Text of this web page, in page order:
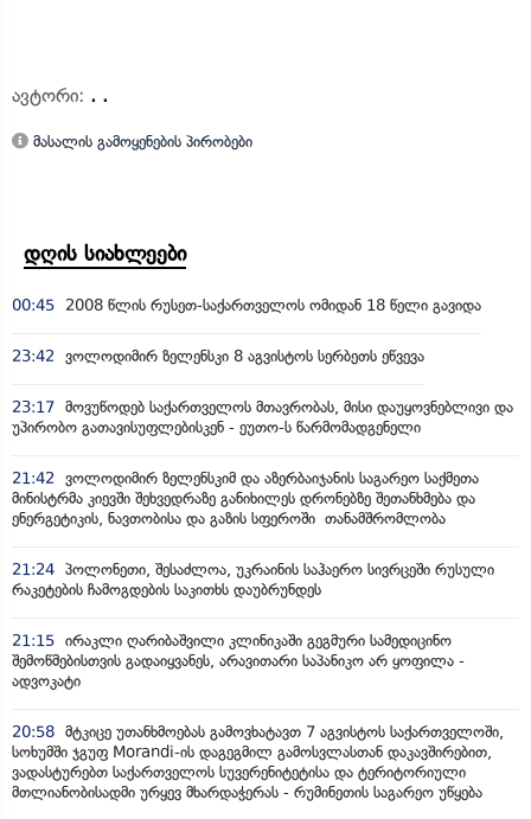
ავტორი: . .
მასალის გამოყენების პირობები
დღის სიახლეები
00:45 2008 წლის რუსეთ-საქართველოს ომიდან 18 წელი გავიდა
23:42 ვოლოდიმირ ზელენსკი 8 აგვისტოს სერბეთს ეწვევა
23:17 მოვუწოდებ საქართველოს მთავრობას, მისი დაუყოვნებლივი და
უპირობო გათავისუფლებისკენ - ეუთო-ს წარმომადგენელი
21:42
ვოლოდიმირ ზელენსკიმ და აზერბაიჯანის საგარეო საქმეთა
მინისტრმა კიევში შეხვედრაზე განიხილეს დრონებზე შეთანხმება და
ენერგეტიკის, ნავთობისა და გაზის სფეროში თანამშრომლობა
21:24 პოლონეთი, შესაძლოა, უკრაინის საჰაერო სივრცეში რუსული
რაკეტების ჩამოგდების საკითხს დაუბრუნდეს
21:15 ირაკლი ღარიბაშვილი კლინიკაში გეგმური სამედიცინო
შემოწმებისთვის გადაიყვანეს, არავითარი საპანიკო არ ყოფილა -
ადვოკატი
20:58 მტკიცე უთანხმოებას გამოვხატავთ 7 აგვისტოს საქართველოში,
სოხუმში ჯგუფ Morandi-ის დაგეგმილ გამოსვლასთან დაკავშირებით,
ვადასტურებთ საქართველოს სუვერენიტეტისა და ტერიტორიული
მთლიანობისადმი ურყევ მხარდაჭერას - რუმინეთის საგარეო უწყება